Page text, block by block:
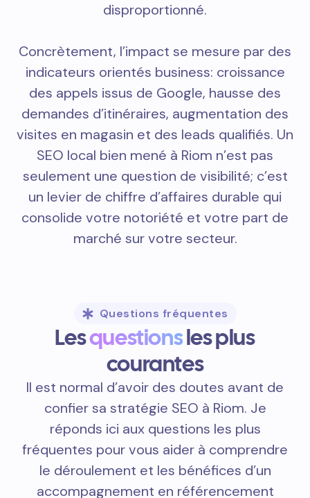
disproportionné.
Concrètement, l’impact se mesure par des
indicateurs orientés business: croissance
des appels issus de Google, hausse des
demandes d’itinéraires, augmentation des
visites en magasin et des leads qualifiés. Un
SEO local bien mené à Riom n’est pas
seulement une question de visibilité; c’est
un levier de chiffre d’affaires durable qui
consolide votre notoriété et votre part de
marché sur votre secteur.
Questions fréquentes
Lesquestionsles plus
courantes
Il est normal d’avoir des doutes avant de
confier sa stratégie SEO à Riom. Je
réponds ici aux questions les plus
fréquentes pour vous aider à comprendre
le déroulement et les bénéfices d’un
accompagnement en référencement